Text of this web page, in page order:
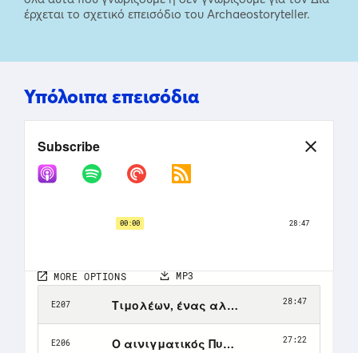
έρχεται το σχετικό επεισόδιο του Archaeostoryteller.
Υπόλοιπα επεισόδια